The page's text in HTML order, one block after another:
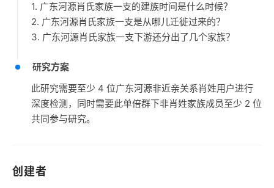
1. 广东河源肖氏家族一支的建族时间是什么时候？
2. 广东河源肖氏家族一支是从哪儿迁徙过来的？
3. 广东河源肖氏家族一支下游还分出了几个家族？
研究方案
此研究需要至少 4 位广东河源非近亲关系肖姓用户进行
深度检测，同时需要此单倍群下非肖姓家族成员至少 2 位
共同参与研究。
创建者